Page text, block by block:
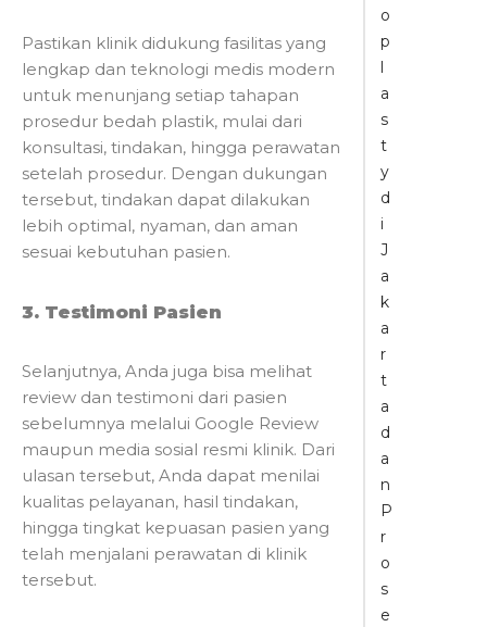
Pastikan klinik didukung fasilitas yang
lengkap dan teknologi medis modern
untuk menunjang setiap tahapan
prosedur bedah plastik, mulai dari
konsultasi, tindakan, hingga perawatan
setelah prosedur. Dengan dukungan
tersebut, tindakan dapat dilakukan
lebih optimal, nyaman, dan aman
sesuai kebutuhan pasien.
3. Testimoni Pasien
Selanjutnya, Anda juga bisa melihat
review dan testimoni dari pasien
sebelumnya melalui Google Review
maupun media sosial resmi klinik. Dari
ulasan tersebut, Anda dapat menilai
kualitas pelayanan, hasil tindakan,
hingga tingkat kepuasan pasien yang
telah menjalani perawatan di klinik
tersebut.
o
p
l
a
s
t
y
d
i
J
a
k
a
r
t
a
d
a
n
P
r
o
s
e